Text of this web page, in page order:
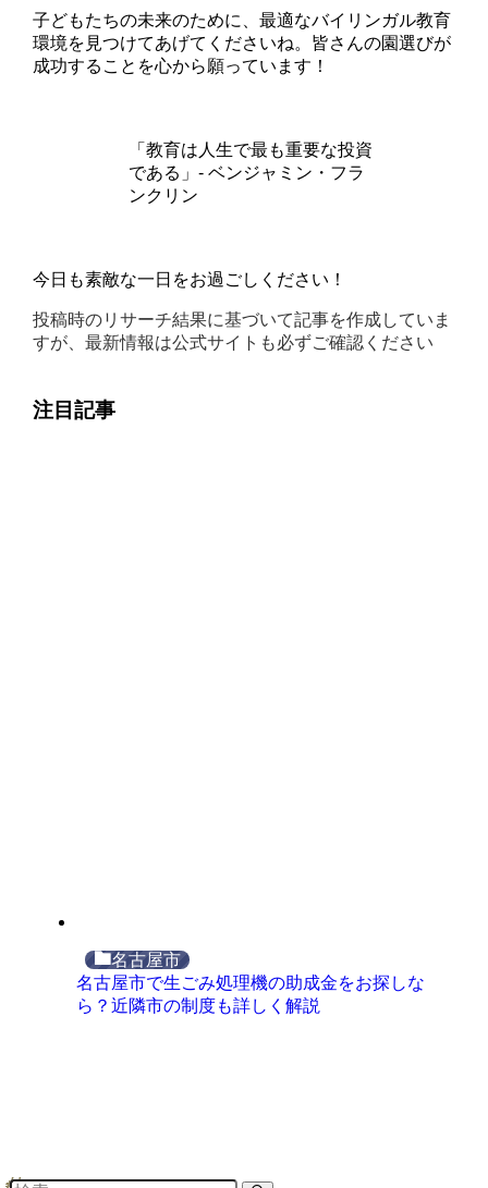
子どもたちの未来のために、最適なバイリンガル教育
環境を見つけてあげてくださいね。皆さんの園選びが
成功することを心から願っています！
「教育は人生で最も重要な投資
である」- ベンジャミン・フラ
ンクリン
今日も素敵な一日をお過ごしください！
投稿時のリサーチ結果に基づいて記事を作成していま
すが、最新情報は公式サイトも必ずご確認ください
注目記事
名古屋市
名古屋市で生ごみ処理機の助成金をお探しな
ら？近隣市の制度も詳しく解説